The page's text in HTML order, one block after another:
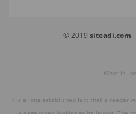
© 2019 siteadi.com
What is
It is a long established fact that a reader